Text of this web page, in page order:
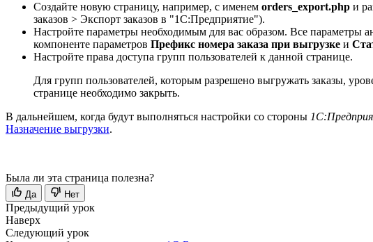
Создайте новую страницу, например, с именем orders_export.php и
заказов > Экспорт заказов в "1С:Предприятие").
Настройте параметры необходимым для вас образом. Все параметры
компоненте параметров Префикс номера заказа при выгрузке и
Настройте права доступа групп пользователей к данной странице.
Для групп пользователей, которым разрешено выгружать заказы,
странице необходимо закрыть.
В дальнейшем, когда будут выполняться настройки со стороны
Назначение выгрузки.
Была ли эта страница полезна?
Да Нет
Предыдущий урок
Наверх
Следующий урок